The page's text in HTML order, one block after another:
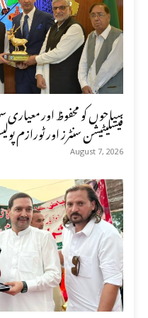
سیاحوں کو محفوظ اور
فیسلیٹیشن سنٹرز اور ٹورازم
August 7, 2026